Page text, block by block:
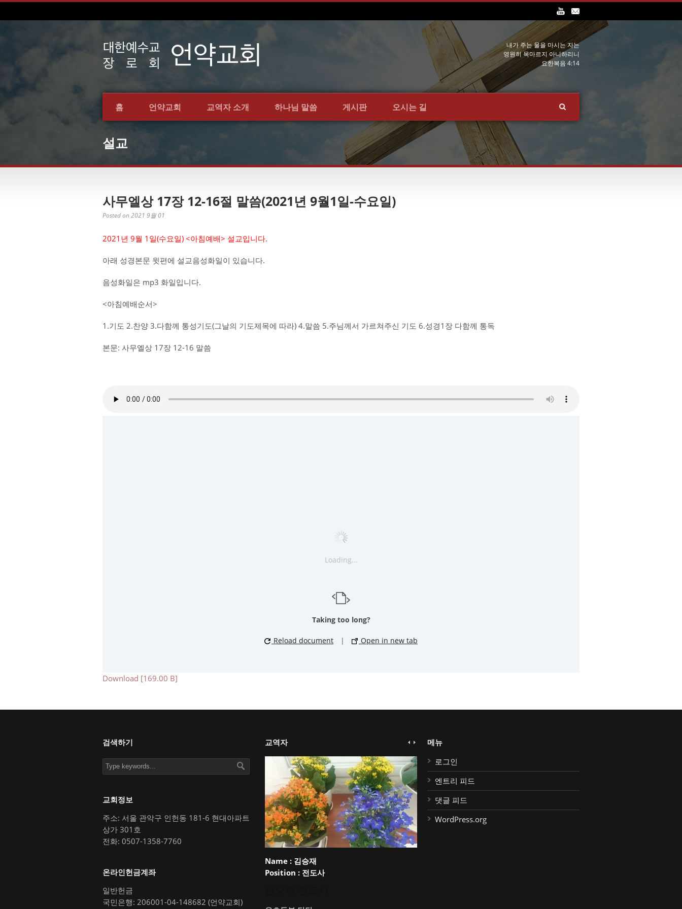
내가 주는 물을 마시는 자는
영원히 목마르지 아니하리니
요한복음 4:14
홈 언약교회 교역자 소개 하나님 말씀 게시판 오시는 길
설교
사무엘상 17장 12-16절 말씀(2021년 9월1일-수요일)
Posted on 2021 9월 01
2021년 9월 1일(수요일) <아침예배> 설교입니다.
아래 성경본문 윗편에 설교음성화일이 있습니다.
음성화일은 mp3 화일입니다.
<아침예배순서>
1.기도 2.찬양 3.다함께 통성기도(그날의 기도제목에 따라) 4.말씀 5.주님께서 가르쳐주신 기도 6.성경1장 다함께 통독
본문: 사무엘상 17장 12-16 말씀
Loading...
Taking too long?
Reload document | Open in new tab
Download [169.00 B]
검색하기
교회정보
주소: 서울 관악구 인헌동 181-6 현대아파트
상가 301호
전화: 0507-1358-7760
온라인헌금계좌
일반헌금
국민은행: 206001-04-148682 (언약교회)
교역자
Name :김승재
Position :전도사
메뉴
로그인
엔트리 피드
댓글 피드
WordPress.org